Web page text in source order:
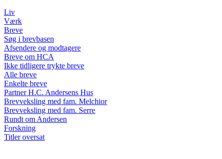
Liv
Værk
Breve
Søg i brevbasen
Afsendere og modtagere
Breve om HCA
Ikke tidligere trykte breve
Alle breve
Enkelte breve
Partner H.C. Andersens Hus
Brevveksling med fam. Melchior
Brevveksling med fam. Serre
Rundt om Andersen
Forskning
Titler oversat